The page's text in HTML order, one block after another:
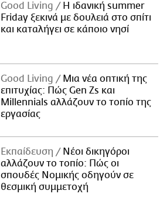
Good Living
Η ιδανική summer
Friday ξεκινά με δουλειά στο σπίτι
και καταλήγει σε κάποιο νησί
Good Living
Μια νέα οπτική της
επιτυχίας: Πώς Gen Zs και
Millennials αλλάζουν το τοπίο της
εργασίας
Εκπαίδευση
Νέοι δικηγόροι
αλλάζουν το τοπίο: Πώς οι
σπουδές Νομικής οδηγούν σε
θεσμική συμμετοχή